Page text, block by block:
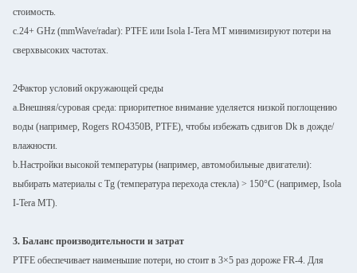
стоимость.
c.24+ GHz (mmWave/radar): PTFE или Isola I-Tera MT минимизируют потери на
сверхвысоких частотах.
2Фактор условий окружающей среды
a.Внешняя/суровая среда: приоритетное внимание уделяется низкой поглощению
воды (например, Rogers RO4350B, PTFE), чтобы избежать сдвигов Dk в дожде/
влажности.
b.Настройки высокой температуры (например, автомобильные двигатели):
выбирать материалы с Tg (температура перехода стекла) > 150°C (например, Isola
I-Tera MT).
3. Баланс производительности и затрат
PTFE обеспечивает наименьшие потери, но стоит в 3×5 раз дороже FR-4. Для